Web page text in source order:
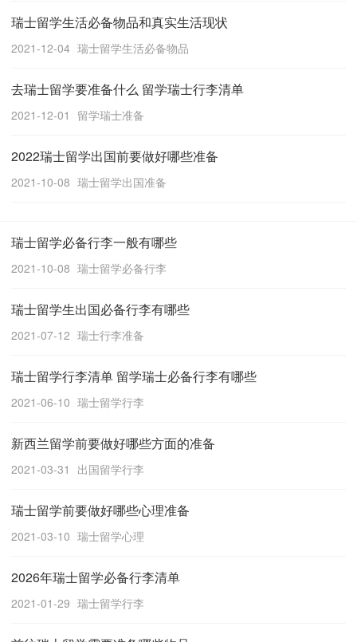
瑞士留学生活必备物品和真实生活现状
2021-12-04 瑞士留学生活必备物品
去瑞士留学要准备什么 留学瑞士行李清单
2021-12-01 留学瑞士准备
2022瑞士留学出国前要做好哪些准备
2021-10-08 瑞士留学出国准备
瑞士留学必备行李一般有哪些
2021-10-08 瑞士留学必备行李
瑞士留学生出国必备行李有哪些
2021-07-12 瑞士行李准备
瑞士留学行李清单 留学瑞士必备行李有哪些
2021-06-10 瑞士留学行李
新西兰留学前要做好哪些方面的准备
2021-03-31 出国留学行李
瑞士留学前要做好哪些心理准备
2021-03-10 瑞士留学心理
2026年瑞士留学必备行李清单
2021-01-29 瑞士留学行李